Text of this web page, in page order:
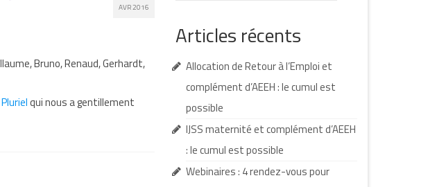
AVR 2016
Bruno, Renaud, Gerhardt,
qui nous a gentillement
Articles récents
Allocation de Retour à l’Emploi et
complément d’AEEH : le cumul est
possible
IJSS maternité et complément d’AEEH
: le cumul est possible
Webinaires : 4 rendez-vous pour